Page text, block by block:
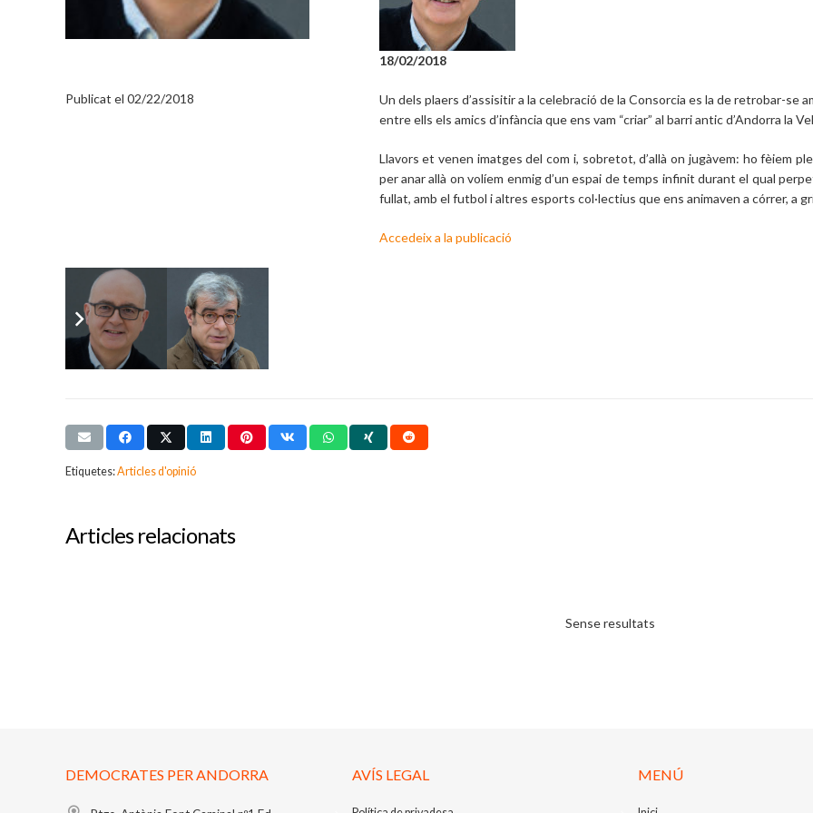
Publicat el 02/22/2018
18/02/2018
Un dels plaers d’assisitir a la celebració de la Consorcia es la de retrobar-se
entre ells els amics d’infància que ens vam “criar” al barri antic d’Andorra la
Llavors et venen imatges del com i, sobretot, d’allà on jugàvem: ho fèiem
per anar allà on volíem enmig d’un espai de temps infinit durant el qual
fullat, amb el futbol i altres esports col·lectius que ens animaven a córrer, a
Accedeix a la publicació
Etiquetes:Articles d'opinió
Articles relacionats
Sense resultats
DEMOCRATES PER ANDORRA AVÍS LEGAL MENÚ